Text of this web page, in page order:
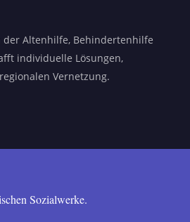
Altenhilfe, Behindertenhilfe
individuelle Lösungen,
Vernetzung.
Sozialwerke.